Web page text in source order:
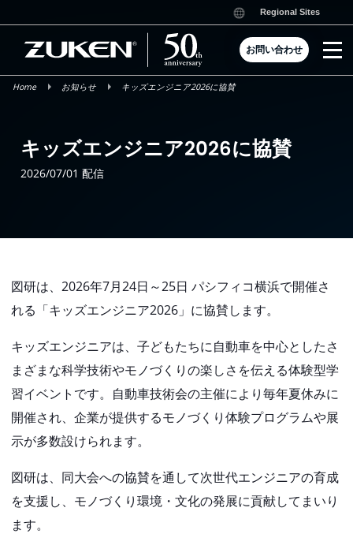
to
content
Regional Sites
お問い合わせ
Home お知らせ キッズエンジニア2026に協賛
キッズエンジニア2026に協賛
2026/07/01 配信
図研は、2026年7月24日～25日 パシフィコ横浜で開催さ
れる「キッズエンジニア2026」に協賛します。
キッズエンジニアは、子どもたちに自動車を中心としたさ
まざまな科学技術やモノづくりの楽しさを伝える体験型学
習イベントです。自動車技術会の主催により毎年夏休みに
開催され、企業が提供するモノづくり体験プログラムや展
示が多数設けられます。
図研は、同大会への協賛を通して次世代エンジニアの育成
を支援し、モノづくり環境・文化の発展に貢献してまいり
ます。